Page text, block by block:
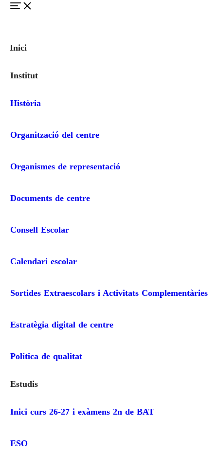
Inici
Institut
Història
Organització del centre
Organismes de representació
Documents de centre
Consell Escolar
Calendari escolar
Sortides Extraescolars i Activitats Complementàries
Estratègia digital de centre
Política de qualitat
Estudis
Inici curs 26-27 i exàmens 2n de BAT
ESO